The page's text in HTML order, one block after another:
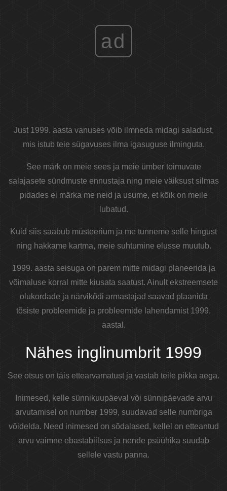
ad
Just 1999. aasta vanuses võib ilmneda midagi saladust,
mis istub teie sügavuses ilma igasuguse ilminguta.
See märk on meie sees ja meie ümber toimuvate
salajasete sündmuste ennustaja ning meie väiksust silmas
pidades ei märka me neid ja usume, et kõik on meile
lubatud.
Kuid siis saabub müsteerium ja me tunneme selle hingust
ning hakkame kartma, meie suhtumine elusse muutub.
1999. aasta seisuga on parem mitte midagi planeerida ja
võimaluse korral mitte kiusata saatust. Ainult ekstreemsete
olukordade ja närvikõdi armastajad saavad plaanida
tõsiste probleemide ja probleemide lahendamist 1999.
aastal.
Nähes inglinumbrit 1999
See otsus on täis ettearvamatust ja vastab teile pikka aega.
Inimesed, kelle sünnikuupäeval või sünnipäevade arvu
arvutamisel on number 1999, suudavad selle numbriga
võidelda. Need inimesed on sõdalased, kellel on etteantud
arvu vaimne ebastabiilsus ja nende psüühika suudab
sellele vastu panna.